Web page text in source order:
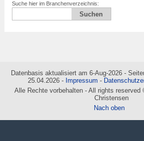
Suche hier im Branchenverzeichnis:
Datenbasis aktualisiert am 6-Aug-2026 -
25.04.2026 - Impressum -
Alle Rechte vorbehalten - All rights reserved
Christensen
Nach oben